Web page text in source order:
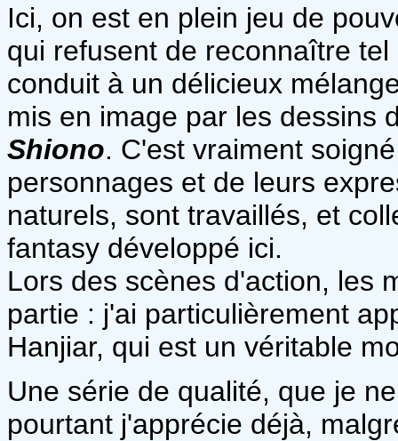
Ici, on est en plein jeu de
qui refusent de reconnaître
conduit à un délicieux
mis en image par les dessins
Shiono. C'est vraiment
personnages et de leurs
naturels, sont travaillés, et
fantasy développé ici.
Lors des scènes d'action, les
partie : j'ai particulièrement
Hanjiar, qui est un véritable
Une série de qualité, que je
pourtant j'apprécie déjà,